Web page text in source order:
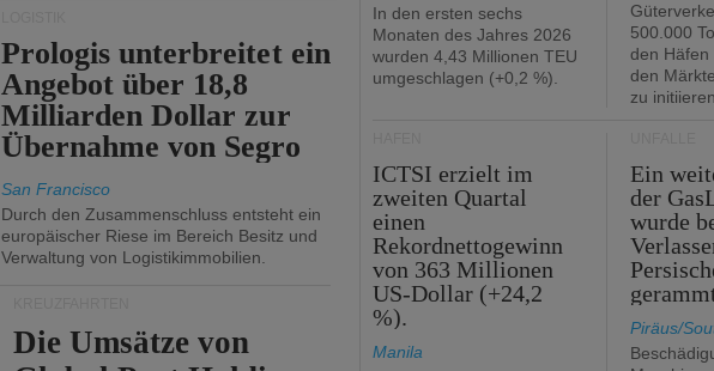
Prologis unterbreitet ein
Angebot über 18,8
Milliarden Dollar zur
Übernahme von Segro
San Francisco
Durch den Zusammenschluss entsteht ein
europäischer Riese im Bereich Besitz und
Verwaltung von Logistikimmobilien.
Die Umsätze von
In den ersten sechs
Monaten des Jahres 2026
wurden 4,43 Millionen TEU
umgeschlagen (+0,2 %).
500.000
den Häfen
den
zu initiieren.
ICTSI erzielt im
zweiten Quartal
einen
Rekordnettogewinn
von 363 Millionen
US-Dollar (+24,2
%).
Manila
Ein
der
wurde
Piräus/